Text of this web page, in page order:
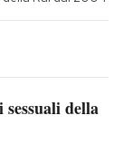
sessuali della